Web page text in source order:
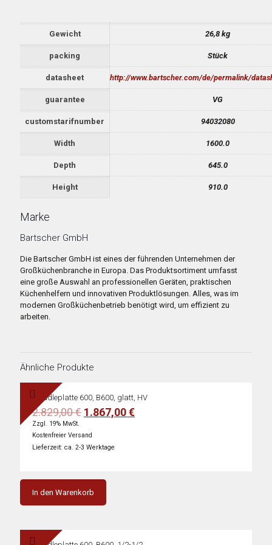
Gewicht 26,8 kg
packing Stück
datasheet http://www.bartscher.com/de/permalink/
guarantee VG
customstarifnumber 94032080
Width 1600.0
Depth 645.0
Height 910.0
Marke
Bartscher GmbH
Die Bartscher GmbH ist eines der führenden Unternehmen der
Großküchenbranche in Europa. Das Produktsortiment umfasst
eine große Auswahl an professionellen Geräten, praktischen
Küchenhelfern und innovativen Produktlösungen. Alles, was im
modernen Großküchenbetrieb benötigt wird, um effizient zu
arbeiten.
Ähnliche Produkte
Griddleplatte 600, B600, glatt, HV
2.829,00€ Ursprünglicher
war:
2.829,00 €
1.867,00€Aktueller
Zzgl. 19% MwSt.
Kostenfreier Versand
Lieferzeit: ca. 2-3 Werktage
In den Warenkorb